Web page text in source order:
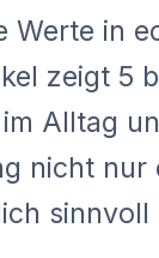
Werte in
zeigt 5
Alltag
nicht nur
sinnvoll